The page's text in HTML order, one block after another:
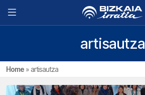
artisautza
Home » artisautza